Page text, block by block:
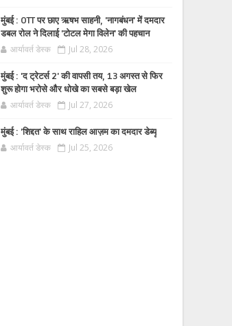
मुंबई : OTT पर छाए ऋषभ साहनी, 'नागबंधन' में दमदार
डबल रोल ने दिलाई 'टोटल मेगा विलेन' की पहचान
आर्यावर्त डेस्क Jul 28, 2026
मुंबई : 'द ट्रेटर्स 2' की वापसी तय, 13 अगस्त से फिर
शुरू होगा भरोसे और धोखे का सबसे बड़ा खेल
आर्यावर्त डेस्क Jul 27, 2026
मुंबई : 'शिद्दत' के साथ राहिल आज़म का दमदार डेब्यू
आर्यावर्त डेस्क Jul 25, 2026